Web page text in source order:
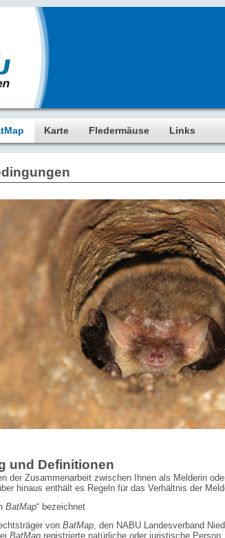
Karte Fledermäuse Links
und Definitionen
der Zusammenarbeit zwischen Ihnen als Melderin
hinaus enthält es Regeln für das Verhältnis der
BatMap“ bezeichnet
von BatMap, den NABU Landesverband
BatMap registrierte natürliche oder juristische Person,